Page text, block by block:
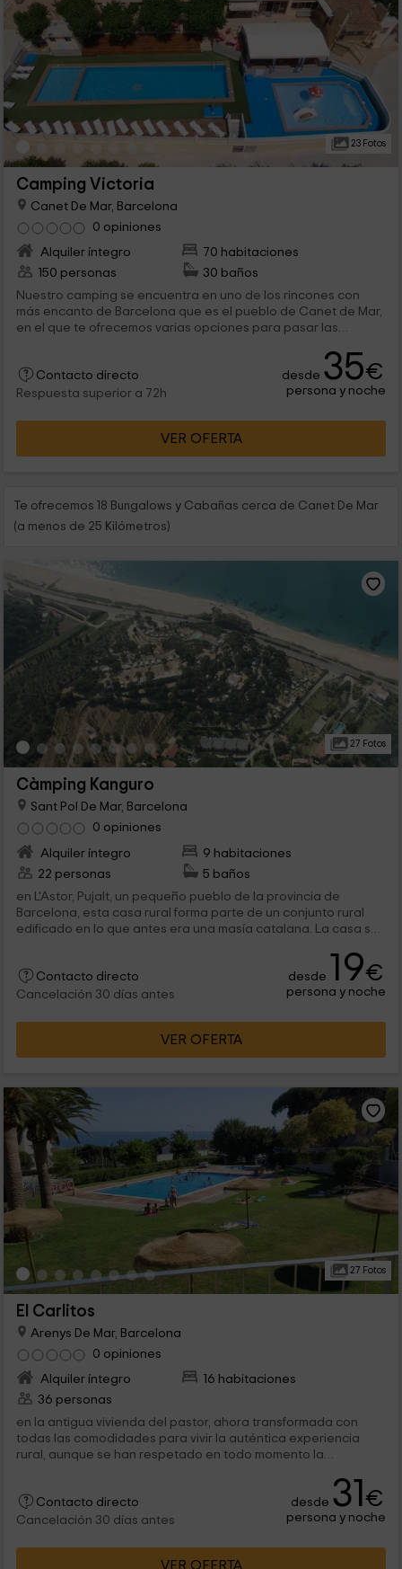
23 Fotos
Camping Victoria
Canet De Mar, Barcelona
0 opiniones
Alquiler íntegro
70 habitaciones
150 personas
30 baños
Nuestro camping se encuentra en uno de los rincones con
más encanto de Barcelona que es el pueblo de Canet de Mar,
en el que te ofrecemos varias opciones para pasar las
capacidades para 4, 5 o 6 personas, así como instalaciones
comunes en las que lo pasaréis en grande.
Contacto directo
Respuesta superior a 72h
desde 35€
persona y noche
VER OFERTA
Te ofrecemos 18 Bungalows y Cabañas cerca de Canet De Mar
(a menos de 25 Kilómetros)
27 Fotos
Càmping Kanguro
Sant Pol De Mar, Barcelona
0 opiniones
Alquiler íntegro
9 habitaciones
22 personas
5 baños
en L'Astor, Pujalt, un pequeño pueblo de la provincia de
Barcelona, esta casa rural forma parte de un conjunto rural
edificado en lo que antes era una masía catalana. La casa se
Contacto directo
Cancelación 30 días antes
desde 19€
persona y noche
VER OFERTA
27 Fotos
El Carlitos
Arenys De Mar, Barcelona
0 opiniones
Alquiler íntegro
16 habitaciones
36 personas
en la antigua vivienda del pastor, ahora transformada con
todas las comodidades para vivir la auténtica experiencia
rural, aunque se han respetado en todo momento la
Contacto directo
Cancelación 30 días antes
desde 31€
persona y noche
VER OFERTA